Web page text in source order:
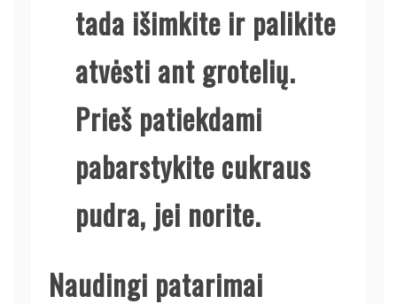
tada išimkite ir palikite
atvėsti ant grotelių.
Prieš patiekdami
pabarstykite cukraus
pudra, jei norite.
Naudingi patarimai